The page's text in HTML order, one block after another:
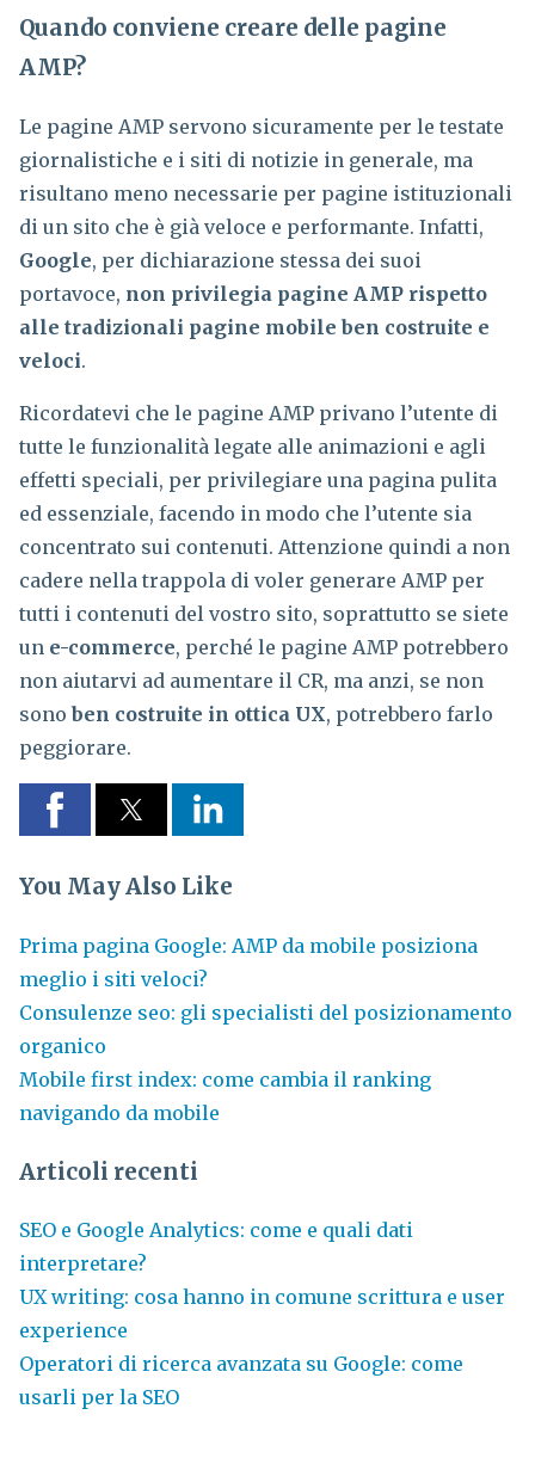
Quando conviene creare delle pagine
AMP?
Le pagine AMP servono sicuramente per le testate
giornalistiche e i siti di notizie in generale, ma
risultano meno necessarie per pagine istituzionali
di un sito che è già veloce e performante. Infatti,
Google, per dichiarazione stessa dei suoi
portavoce, non privilegia pagine AMP rispetto
alle tradizionali pagine mobile ben costruite e
veloci.
Ricordatevi che le pagine AMP privano l’utente di
tutte le funzionalità legate alle animazioni e agli
effetti speciali, per privilegiare una pagina pulita
ed essenziale, facendo in modo che l’utente sia
concentrato sui contenuti. Attenzione quindi a non
cadere nella trappola di voler generare AMP per
tutti i contenuti del vostro sito, soprattutto se siete
un e-commerce, perché le pagine AMP potrebbero
non aiutarvi ad aumentare il CR, ma anzi, se non
sono ben costruite in ottica UX, potrebbero farlo
peggiorare.
You May Also Like
Prima pagina Google: AMP da mobile posiziona
meglio i siti veloci?
Consulenze seo: gli specialisti del posizionamento
organico
Mobile first index: come cambia il ranking
navigando da mobile
Articoli recenti
SEO e Google Analytics: come e quali dati
interpretare?
UX writing: cosa hanno in comune scrittura e user
experience
Operatori di ricerca avanzata su Google: come
usarli per la SEO